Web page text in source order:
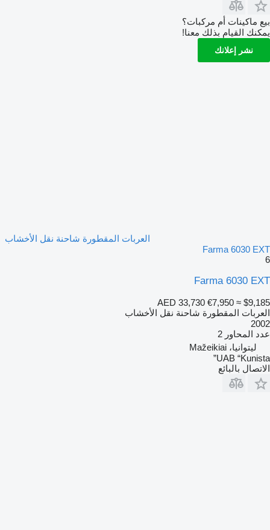
بيع ماكينات أم مركبات؟
يمكنك القيام بذلك معنا!
نشر إعلانك
العربات المقطورة شاحنة نقل الأخشاب
Farma 6030 EXT
6
Farma 6030 EXT
AED 33,730 €7,950 ≈ $9,185
العربات المقطورة شاحنة نقل الأخشاب
2002
عدد المحاور 2
ليتوانيا، Mažeikiai
UAB “Kunista”
الاتصال بالبائع